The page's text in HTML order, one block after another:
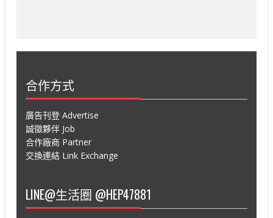
合作方式
廣告刊登 Advertise
誠徵夥伴 Job
合作廠商 Partner
交換連結 Link Exchange
LINE@生活圈 @HEP47881